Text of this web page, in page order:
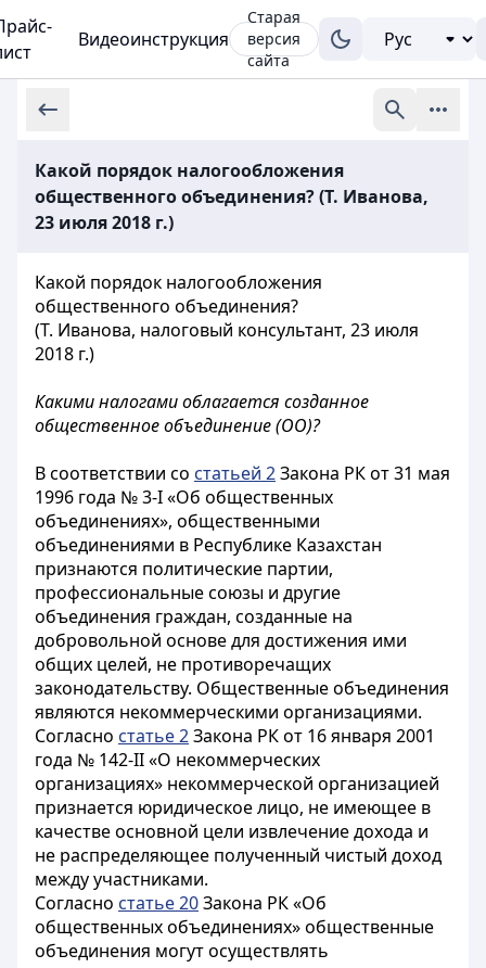
Видеоинструкция
Старая
версия
сайта
Какой порядок налогообложения
общественного объединения? (Т. Иванова,
23 июля 2018 г.)
Какой порядок налогообложения
общественного объединения?
(Т. Иванова, налоговый консультант, 23 июля
2018 г.)
Какими налогами облагается созданное
общественное объединение (ОО)?
В соответствии со статьей 2Закона РК от 31 мая
1996 года № 3-I «Об общественных
объединениях», общественными
объединениями в Республике Казахстан
признаются политические партии,
профессиональные союзы и другие
объединения граждан, созданные на
добровольной основе для достижения ими
общих целей, не противоречащих
законодательству. Общественные объединения
являются некоммерческими организациями.
Согласно статье 2Закона РК от 16 января 2001
года № 142-II «О некоммерческих
организациях» некоммерческой организацией
признается юридическое лицо, не имеющее в
качестве основной цели извлечение дохода и
не распределяющее полученный чистый доход
между участниками.
Согласно статье 20Закона РК «Об
общественных объединениях» общественные
объединения могут осуществлять